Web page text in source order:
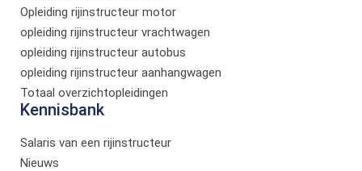
Opleiding rijinstructeur motor
opleiding rijinstructeur vrachtwagen
opleiding rijinstructeur autobus
opleiding rijinstructeur aanhangwagen
Totaal overzichtopleidingen
Kennisbank
Salaris van een rijinstructeur
Nieuws